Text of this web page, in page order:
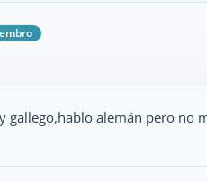
gallego,hablo alemán pero no